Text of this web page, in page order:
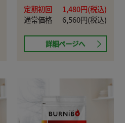
定期初回
1,480円(税込)
通常価格
6,560円(税込)
詳細ページへ